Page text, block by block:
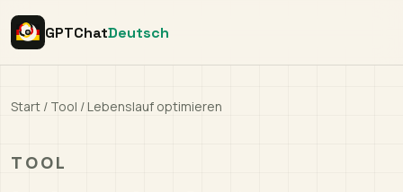
GPTChatDeutsch
Start / Tool / Lebenslauf optimieren
TOOL